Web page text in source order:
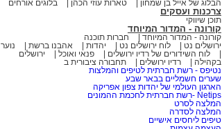
הבלוג של אייל בן שמחון טארות עוזי הכהן בלוגים אורחים
צרכנות ועסקים
תוכן שיווקי
קורונה - המדור המיוחד
קורונה - המדור המיוחד
חברות תוכנה
ירושלים נט
לוח ירושלים נט יהדות אהבנו ברשת
נוער
לוח השידורים של רדיו ירושלים
פנאי ואוכל
ירושלים
בקהילה
רדיו ירושלים
תחבורה ציבורית ב
נטיפס - רשת חברתית לטיפים והמלצות
שערים חשמליים בבאר שבע
הארגון העולמי של יהדות צפון אפריקה
Netips -רשת חברתית לחכמת ההמונים
המלצה לסרט
המלצה לסדרה
טיפים ליחסים אישיים